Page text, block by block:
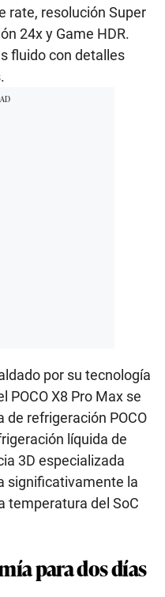
rate, resolución Super
24x y Game HDR.
fluido con detalles
por su tecnología
POCO X8 Pro Max se
refrigeración POCO
líquida de
3D especializada
significativamente la
temperatura del SoC
para dos días